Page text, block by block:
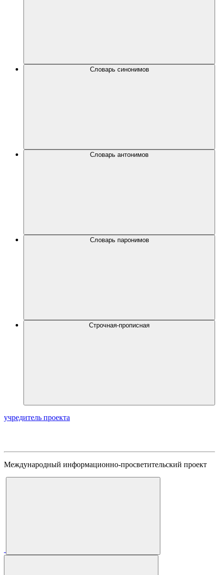
Словарь синонимов
Словарь антонимов
Словарь паронимов
Строчная-прописная
учредитель проекта
Международный информационно-просветительский проект